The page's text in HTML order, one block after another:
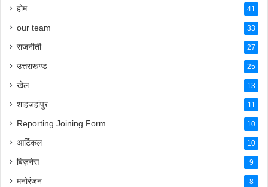
होम 41
our team 33
राजनीती 27
उत्तराखण्ड 25
खेल 13
शाहजहांपुर 11
Reporting Joining Form 10
आर्टिकल 10
बिज़नेस 9
मनोरंजन 8